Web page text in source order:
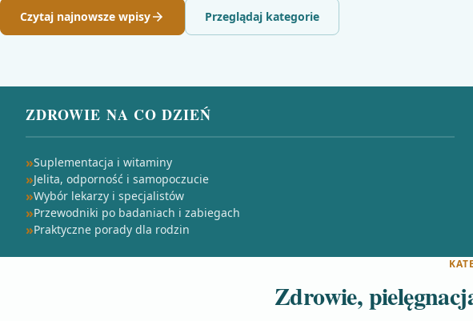
Czytaj najnowsze wpisy Przeglądaj kategorie
ZDROWIE NA CO DZIEŃ
Suplementacja i witaminy
Jelita, odporność i samopoczucie
Wybór lekarzy i specjalistów
Przewodniki po badaniach i zabiegach
Praktyczne porady dla rodzin
Zdrowie,